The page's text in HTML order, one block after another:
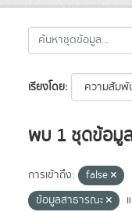
เรียงโดย
พบ 1 ชุดข้อมู
การเข้าถึง: false
ข้อมูลสาธารณะ